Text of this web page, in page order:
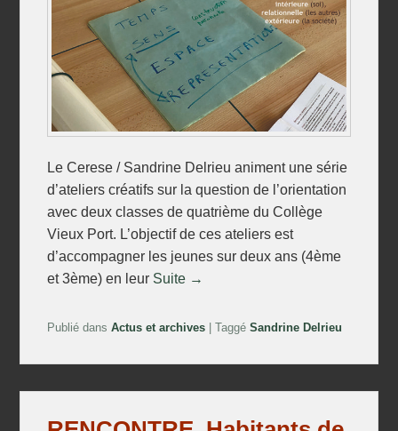
Le Cerese / Sandrine Delrieu animent une série
d’ateliers créatifs sur la question de l’orientation
avec deux classes de quatrième du Collège
Vieux Port. L’objectif de ces ateliers est
d’accompagner les jeunes sur deux ans (4ème
et 3ème) en leur Suite →
Publié dans Actus et archives |Taggé Sandrine Delrieu